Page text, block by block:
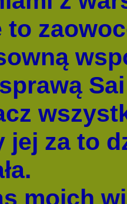
jej za to
moich